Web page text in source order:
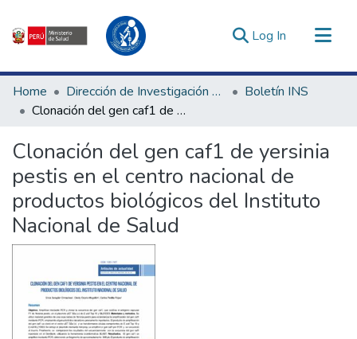
Log In (current)
Communities & Collections
All of DSpace
Estadísticas Externas
Enlaces de interés ▾
Home Dirección de Investigación e Innovación en Salud
Boletín INS
Clonación del gen caf1 de yersinia pestis en el centro nacional de productos biológicos del Instituto Nacional de Salud
Clonación del gen caf1 de yersinia
pestis en el centro nacional de
productos biológicos del Instituto
Nacional de Salud